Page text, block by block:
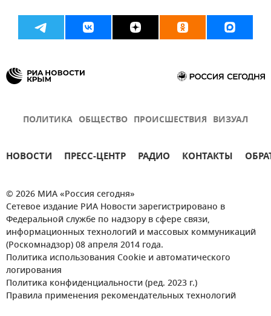
ПОЛИТИКА ОБЩЕСТВО ПРОИСШЕСТВИЯ ВИЗУАЛ
НОВОСТИ ПРЕСС-ЦЕНТР РАДИО КОНТАКТЫ
© 2026 МИА «Россия сегодня»
Сетевое издание РИА Новости зарегистрировано в
Федеральной службе по надзору в сфере связи,
информационных технологий и массовых коммуникаций
(Роскомнадзор) 08 апреля 2014 года.
Политика использования Cookie и автоматического
логирования
Политика конфиденциальности (ред. 2023 г.)
Правила применения рекомендательных технологий